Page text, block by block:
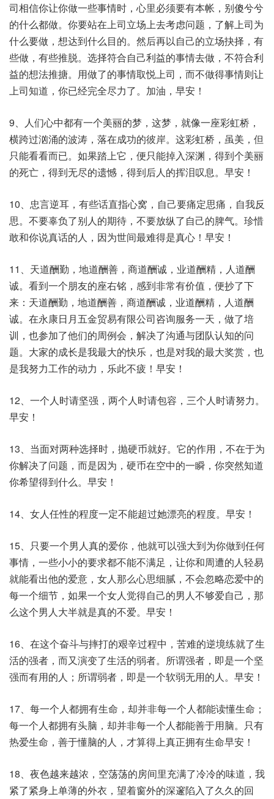
司相信你让你做一些事情时，心里必须要有本帐，别傻兮兮
的什么都做。你要站在上司立场上去考虑问题，了解上司为
什么要做，想达到什么目的。然后再以自己的立场抉择，有
些做，有些推脱。选择符合自己利益的事情去做，不符合利
益的想法推搪。用做了的事情取悦上司，而不做得事情则让
上司知道，你已经完全尽力了。加油，早安！
9、人们心中都有一个美丽的梦，这梦，就像一座彩虹桥，
横跨过汹涌的波涛，落在成功的彼岸。这彩虹桥，虽美，但
只能看看而已。如果踏上它，便只能掉入深渊，得到个美丽
的死亡，得到无尽的遗憾，得到后人的挥泪叹息。早安！
10、忠言逆耳，有些话直指心窝，自己要痛定思痛，自我反
思。不要辜负了别人的期待，不要放纵了自己的脾气。珍惜
敢和你说真话的人，因为世间最难得是真心！早安！
11、天道酬勤，地道酬善，商道酬诚，业道酬精，人道酬
诚。看到一个朋友的座右铭，感到非常有价值，便抄了下
来：天道酬勤，地道酬善，商道酬诚，业道酬精，人道酬
诚。在永康日月五金贸易有限公司咨询服务一天，做了培
训，也参加了他们的周例会，解决了沟通与团队认知的问
题。大家的成长是我最大的快乐，也是对我的最大奖赏，也
是我努力工作的动力，乐此不疲！早安！
12、一个人时请坚强，两个人时请包容，三个人时请努力。
早安！
13、当面对两种选择时，抛硬币就好。它的作用，不在于为
你解决了问题，而是因为，硬币在空中的一瞬，你突然知道
你希望得到什么。早安！
14、女人任性的程度一定不能超过她漂亮的程度。早安！
15、只要一个男人真的爱你，他就可以强大到为你做到任何
事情，一些小小的要求都不能不满足，让你和周遭的人轻易
就能看出他的爱意，女人那么心思细腻，不会忽略恋爱中的
每一个细节，如果一个女人觉得自己的男人不够爱自己，那
么这个男人大半就是真的不爱。早安！
16、在这个奋斗与摔打的艰辛过程中，苦难的逆境练就了生
活的强者，而又演变了生活的弱者。所谓强者，即是一个坚
强而有用的人；所谓弱者，即是一个软弱无用的人。早安！
17、每一个人都拥有生命，却并非每一个人都能读懂生命；
每一个人都拥有头脑，却并非每一个人都能善于用脑。只有
热爱生命，善于懂脑的人，才算得上真正拥有生命早安！
18、夜色越来越浓，空荡荡的房间里充满了冷冷的味道，我
紧了紧身上单薄的外衣，望着窗外的深邃陷入了久久的回